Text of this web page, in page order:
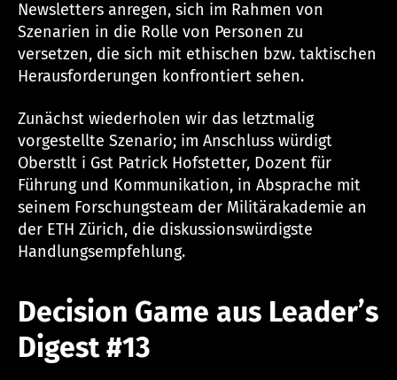
Newsletters anregen, sich im Rahmen von
Szenarien in die Rolle von Personen zu
versetzen, die sich mit ethischen bzw. taktischen
Herausforderungen konfrontiert sehen.
Zunächst wiederholen wir das letztmalig
vorgestellte Szenario; im Anschluss würdigt
Oberstlt i Gst Patrick Hofstetter, Dozent für
Führung und Kommunikation, in Absprache mit
seinem Forschungsteam der Militärakademie an
der ETH Zürich, die diskussionswürdigste
Handlungsempfehlung.
Decision Game aus Leader’s
Digest #13